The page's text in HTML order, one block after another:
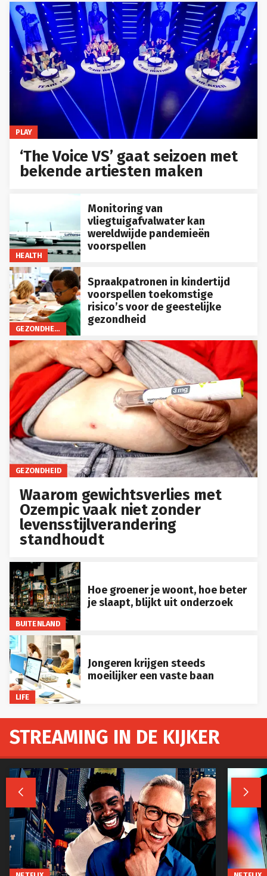
PLAY
‘The Voice VS’ gaat seizoen met
bekende artiesten maken
HEALTH
Monitoring van
vliegtuigafvalwater kan
wereldwijde pandemieën
voorspellen
GEZONDHEID
Spraakpatronen in kindertijd
voorspellen toekomstige
risico’s voor de geestelijke
gezondheid
GEZONDHEID
Waarom gewichtsverlies met
Ozempic vaak niet zonder
levensstijlverandering
standhoudt
BUITENLAND
Hoe groener je woont, hoe beter
je slaapt, blijkt uit onderzoek
LIFE
Jongeren krijgen steeds
moeilijker een vaste baan
STREAMING IN DE KIJKER
 